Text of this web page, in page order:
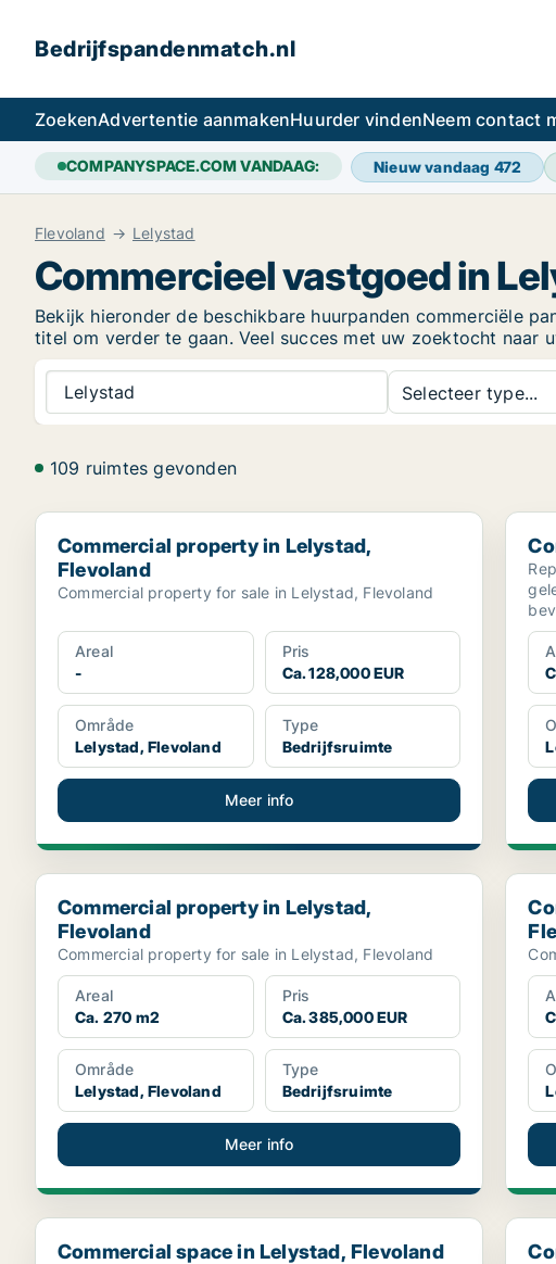
Bedrijfspandenmatch.nl
ZoekenAdvertentie aanmakenHuurder vindenNeem contact
COMPANYSPACE.COM VANDAAG: Nieuw vandaag 472
Flevoland Lelystad
Commercieel vastgoed in
Bekijk hieronder de beschikbare huurpanden commerciële
titel om verder te gaan. Veel succes met uw zoektocht naar
Lelystad Selecteer type...
109 ruimtes gevonden
Commercial property in Lelystad, Flevoland
Commercial property in Lelystad,
Flevoland
Commercial property for sale in Lelystad, Flevoland
Areal
-
Pris
Ca. 128,000 EUR
Område
Lelystad, Flevoland
Type
Bedrijfsruimte
Meer info
en
Commercial property in Lelystad, Flevoland
Commercial property in Lelystad,
Flevoland
Commercial property for sale in Lelystad, Flevoland
Areal
Ca. 270 m2
Pris
Ca. 385,000 EUR
Område
Lelystad, Flevoland
Type
Bedrijfsruimte
Meer info
Commercial space in Lelystad, Flevoland
Commercial space in Lelystad, Flevoland